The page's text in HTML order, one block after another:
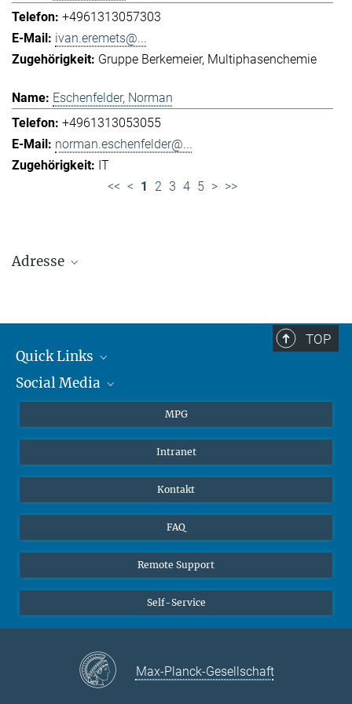
+4961313057303
ivan.eremets@...
Gruppe Berkemeier Multiphasenchemie
Eschenfelder, Norman
+4961313053055
norman.eschenfelder@...
IT
<< < 1 2 3 4 5 > >>
Adresse
+49 6131 305-1309
Hahn-Meitner-Weg 1, 55128 Mainz
TOP
Quick Links
Journalisten
Alumni
Social Media
Facebook
Instagram
YouTube
MPG
Intranet
Kontakt
FAQ
Remote Support
Self-Service
Max-Planck-Gesellschaft